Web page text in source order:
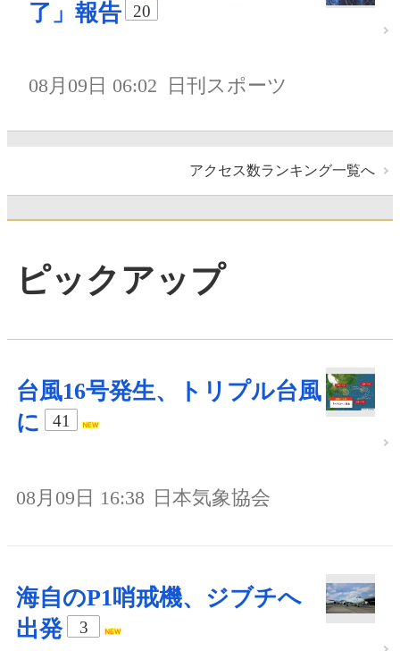
了」報告
20
08月09日 06:02 日刊スポーツ
アクセス数ランキング一覧へ
ピックアップ
台風16号発生、トリプル台風
に
41
08月09日 16:38 日本気象協会
海自のP1哨戒機、ジブチへ
出発
3